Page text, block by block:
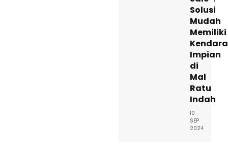
Solusi
Mudah
Memiliki
Impian
di
Mal
Ratu
Indah
10
SEP
2024